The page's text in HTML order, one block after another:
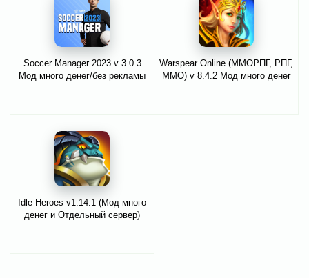
Soccer Manager 2023 v 3.0.3
Мод много денег/без рекламы
Warspear Online (ММОРПГ, РПГ,
ММО) v 8.4.2 Мод много денег
Idle Heroes v1.14.1 (Мод много
денег и Отдельный сервер)